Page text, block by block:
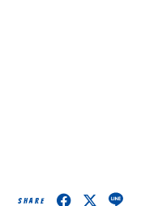
SHARE